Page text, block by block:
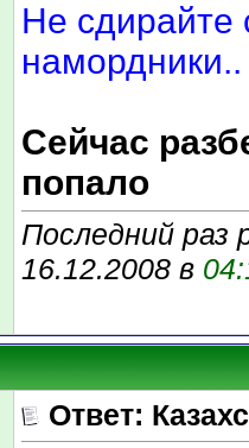
Не сдирайте
намордники..
Сейчас
попало
Последний раз
16.12.2008 в
Ответ: